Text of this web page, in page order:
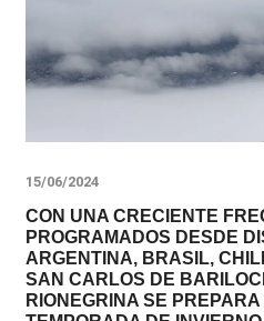
15/06/2024
CON UNA CRECIENTE
PROGRAMADOS DESDE
ARGENTINA, BRASIL,
SAN CARLOS DE
RIONEGRINA SE